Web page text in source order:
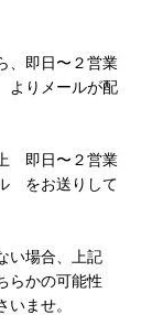
、即日〜２営業
りメールが配
即日〜２営業
をお送りして
い場合、上記
らかの可能性
ませ。